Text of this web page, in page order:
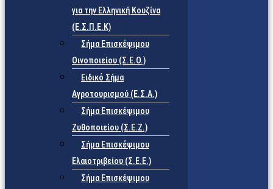
για την Ελληνική Κουζίνα
(Ε.Σ.Π.Ε.Κ)
Σήμα Επισκέψιμου
Οινοποιείου (Σ.Ε.Ο.)
Ειδικό Σήμα
Αγροτουρισμού (Ε.Σ.Α.)
Σήμα Επισκέψιμου
Ζυθοποιείου (Σ.Ε.Ζ.)
Σήμα Επισκέψιμου
Ελαιοτριβείου (Σ.Ε.Ε.)
Σήμα Επισκέψιμου